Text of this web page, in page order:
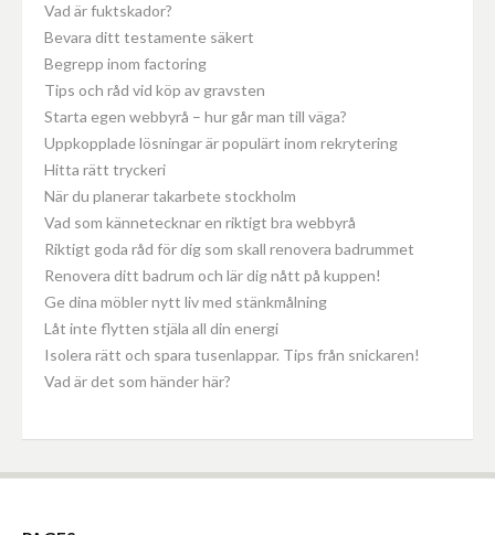
Vad är fuktskador?
Bevara ditt testamente säkert
Begrepp inom factoring
Tips och råd vid köp av gravsten
Starta egen webbyrå – hur går man till väga?
Uppkopplade lösningar är populärt inom rekrytering
Hitta rätt tryckeri
När du planerar takarbete stockholm
Vad som kännetecknar en riktigt bra webbyrå
Riktigt goda råd för dig som skall renovera badrummet
Renovera ditt badrum och lär dig nått på kuppen!
Ge dina möbler nytt liv med stänkmålning
Låt inte flytten stjäla all din energi
Isolera rätt och spara tusenlappar. Tips från snickaren!
Vad är det som händer här?